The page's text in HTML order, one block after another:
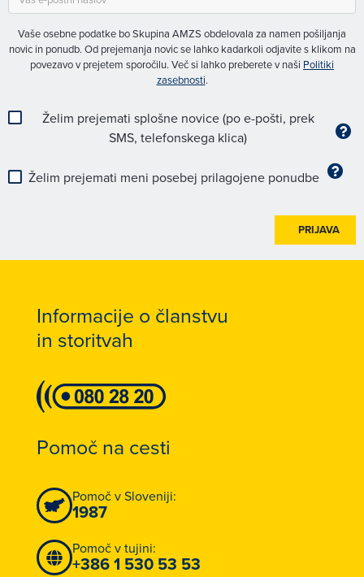
Vaše osebne podatke bo Skupina AMZS obdelovala za namen pošiljanja
novic in ponudb. Od prejemanja novic se lahko kadarkoli odjavite s klikom na
povezavo v prejetem sporočilu. Več si lahko preberete v naši Politiki
zasebnosti.
Želim prejemati splošne novice (po e-pošti, prek
SMS, telefonskega klica)
Želim prejemati meni posebej prilagojene ponudbe
PRIJAVA
Informacije o članstvu
in storitvah
Pomoč na cesti
Pomoč v Sloveniji:
1987
Pomoč v tujini:
+386 1 530 53 53